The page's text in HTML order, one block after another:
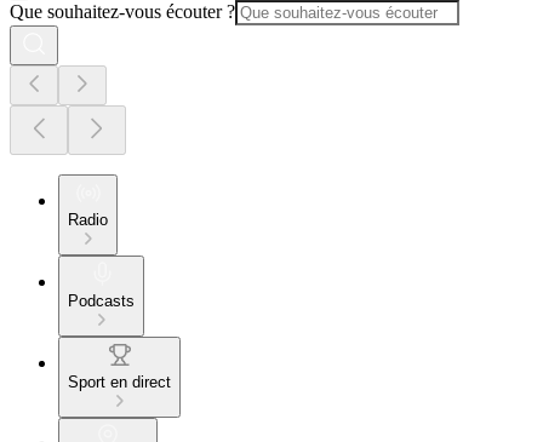
Que souhaitez-vous écouter ?
Radio
Podcasts
Sport en direct